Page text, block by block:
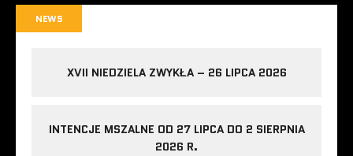
NEWS
XVII NIEDZIELA ZWYKŁA – 26 LIPCA 2026
INTENCJE MSZALNE OD 27 LIPCA DO 2 SIERPNIA
2026 R.